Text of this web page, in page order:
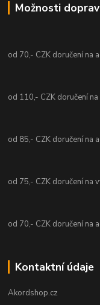
Možnosti
od 70,- CZK doručení na
od 110,- CZK doručení na
od 85,- CZK doručení na
od 75,- CZK doručení na
od 70,- CZK doručení na
Kontaktní údaje
Akordshop.cz